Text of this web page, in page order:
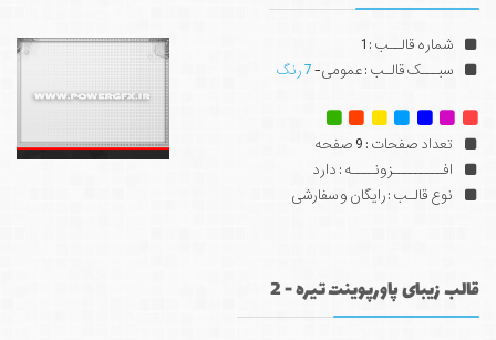
شماره قالــب : 1
سبـــک قالـب : عمومی-7 رنگ
تعداد صفحات : 9 صفحه
افـــــــــزونــــه : دارد
نوع قالـب : رایگان و سفارشی
قالب زیبای پاورپوینت تیره - 2